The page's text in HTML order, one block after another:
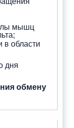
мышц
в области
дня
обмену